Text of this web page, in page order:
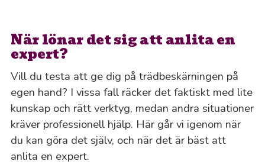
När lönar det sig att anlita en
expert?
Vill du testa att ge dig på trädbeskärningen på
egen hand? I vissa fall räcker det faktiskt med lite
kunskap och rätt verktyg, medan andra situationer
kräver professionell hjälp. Här går vi igenom när
du kan göra det själv, och när det är bäst att
anlita en expert.